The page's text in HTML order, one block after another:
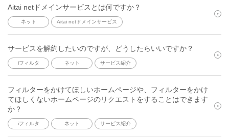
Aitai netドメインサービスとは何ですか？
ネット Aitai netドメインサービス
サービスを解約したいのですが、どうしたらいいですか？
iフィルタ ネット サービス紹介
フィルターをかけてほしいホームページや、フィルターをかけ
てほしくないホームページのリクエストをすることはできます
か？
iフィルタ ネット サービス紹介